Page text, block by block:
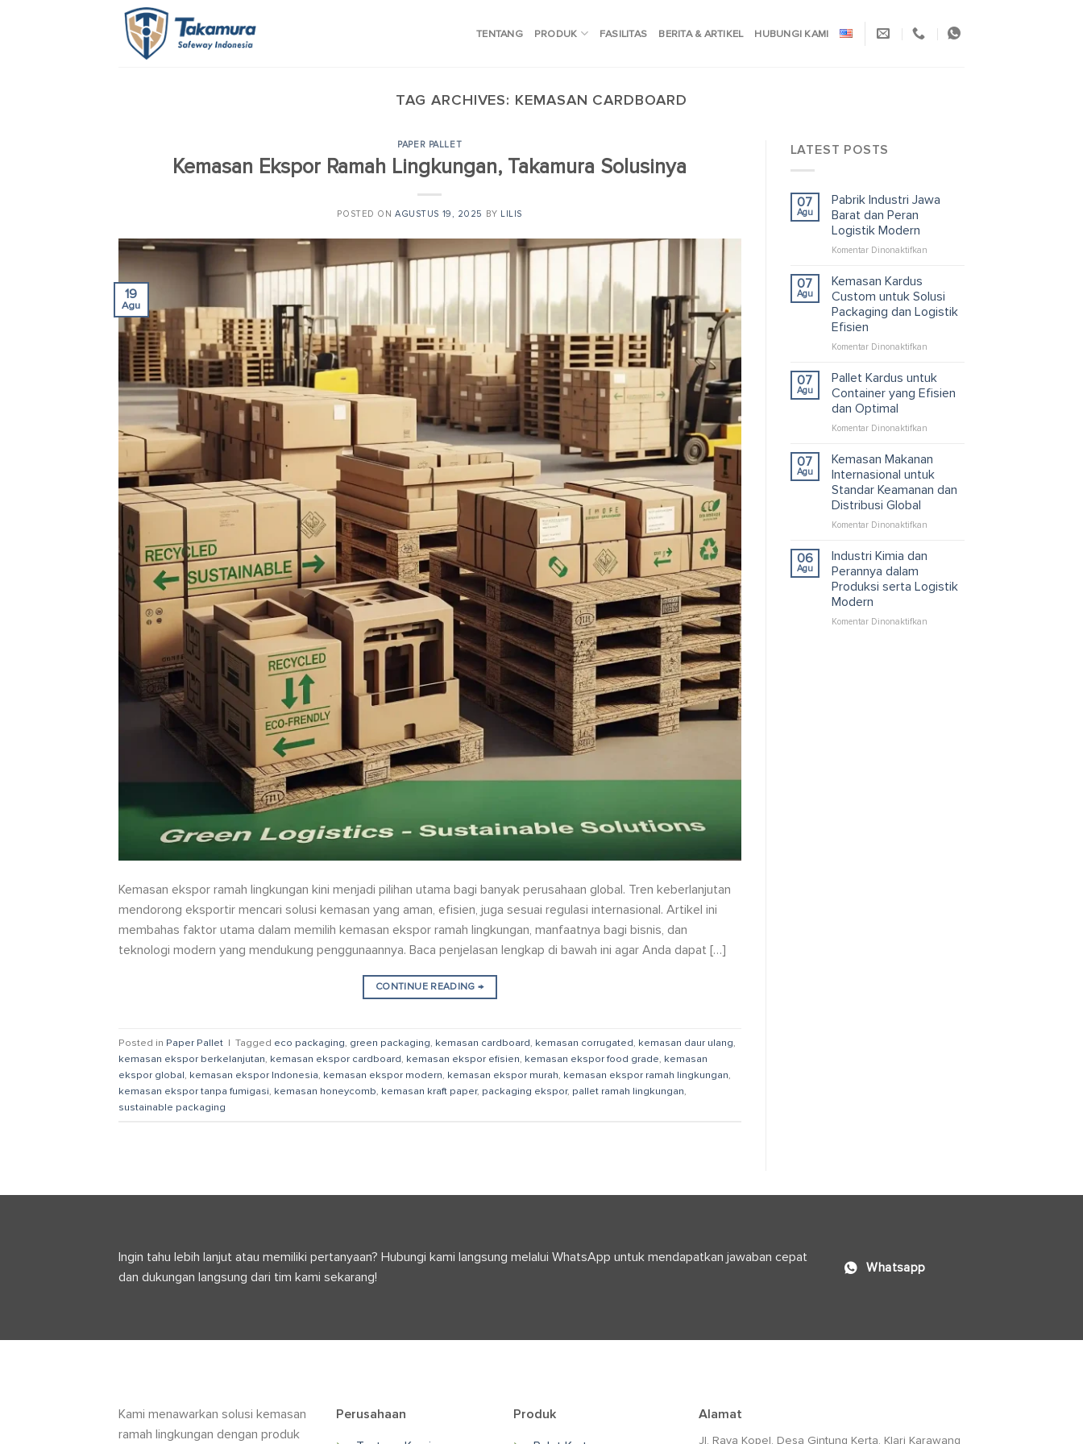
TENTANG PRODUK FASILITAS BERITA & ARTIKEL HUBUNGI KAMI
TAG ARCHIVES: KEMASAN CARDBOARD
PAPER PALLET
Kemasan Ekspor Ramah Lingkungan, Takamura Solusinya
POSTED ONAGUSTUS 19, 2025 BY LILIS
19
Agu
Kemasan ekspor ramah lingkungan kini menjadi pilihan utama bagi banyak perusahaan global. Tren keberlanjutan
mendorong eksportir mencari solusi kemasan yang aman, efisien, juga sesuai regulasi internasional. Artikel ini
membahas faktor utama dalam memilih kemasan ekspor ramah lingkungan, manfaatnya bagi bisnis, dan
teknologi modern yang mendukung penggunaannya. Baca penjelasan lengkap di bawah ini agar Anda dapat […]
CONTINUE READING→
Posted in Paper Pallet | Tagged eco packaging, green packaging, kemasan cardboard, kemasan corrugated, kemasan daur ulang,
kemasan ekspor berkelanjutan, kemasan ekspor cardboard, kemasan ekspor efisien, kemasan ekspor food grade, kemasan
ekspor global, kemasan ekspor Indonesia, kemasan ekspor modern, kemasan ekspor murah, kemasan ekspor ramah lingkungan,
kemasan ekspor tanpa fumigasi, kemasan honeycomb, kemasan kraft paper, packaging ekspor, pallet ramah lingkungan,
sustainable packaging
LATEST POSTS
07
Agu
Pabrik Industri Jawa
Barat dan Peran
Logistik Modern
Komentar Dinonaktifkanpada
Jawa
Barat
dan
Logistik
07
Agu
Kemasan Kardus
Custom untuk Solusi
Packaging dan Logistik
Efisien
Komentar Dinonaktifkanpada
Kardus
Custom
untuk
Packaging
Logistik
Efisien
07
Agu
Pallet Kardus untuk
Container yang Efisien
dan Optimal
Komentar Dinonaktifkanpada
Kardus
untuk
Container
yang
dan
07
Agu
Kemasan Makanan
Internasional untuk
Standar Keamanan dan
Distribusi Global
Komentar Dinonaktifkanpada
Makanan
Standar
dan
06
Agu
Industri Kimia dan
Perannya dalam
Produksi serta Logistik
Modern
Komentar Dinonaktifkanpada
Ingin tahu lebih lanjut atau memiliki pertanyaan? Hubungi kami langsung melalui WhatsApp untuk mendapatkan jawaban cepat
dan dukungan langsung dari tim kami sekarang!
Whatsapp
Kami menawarkan solusi kemasan
ramah lingkungan dengan produk
Perusahaan
Produk
Alamat
Jl. Raya Kopel, Desa Gintung Kerta, Klari Karawang